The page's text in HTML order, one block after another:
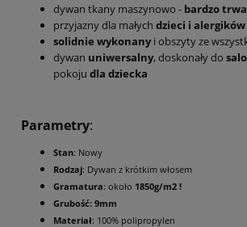
dywan tkany maszynowo - bardzo
przyjazny dla małych dzieci i alergików
solidnie wykonanyi obszyty ze
dywan uniwersalny, doskonały do
pokoju dla dziecka
Parametry:
Stan: Nowy
Rodzaj: Dywan z krótkim włosem
Gramatura: około 1850g/m2 !
Grubość: 9mm
Materiał: 100% polipropylen